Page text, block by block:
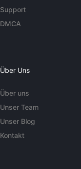
Support
DMCA
Über Uns
Über uns
Unser Team
Unser Blog
Kontakt